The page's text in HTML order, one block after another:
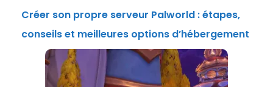
Créer son propre serveur Palworld : étapes,
conseils et meilleures options d’hébergement